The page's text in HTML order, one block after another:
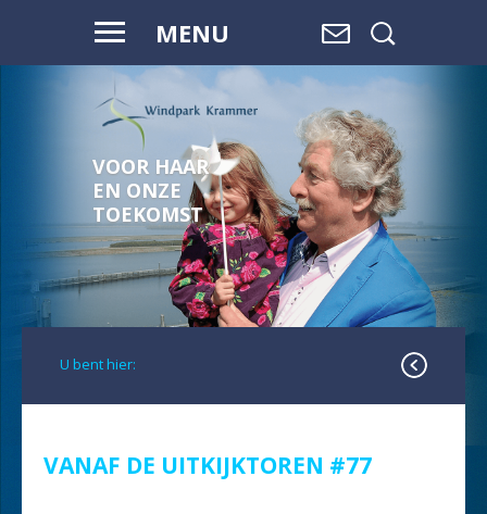
MENU
VOOR HAAR
EN ONZE
TOEKOMST
U bent hier:
VANAF DE UITKIJKTOREN #77